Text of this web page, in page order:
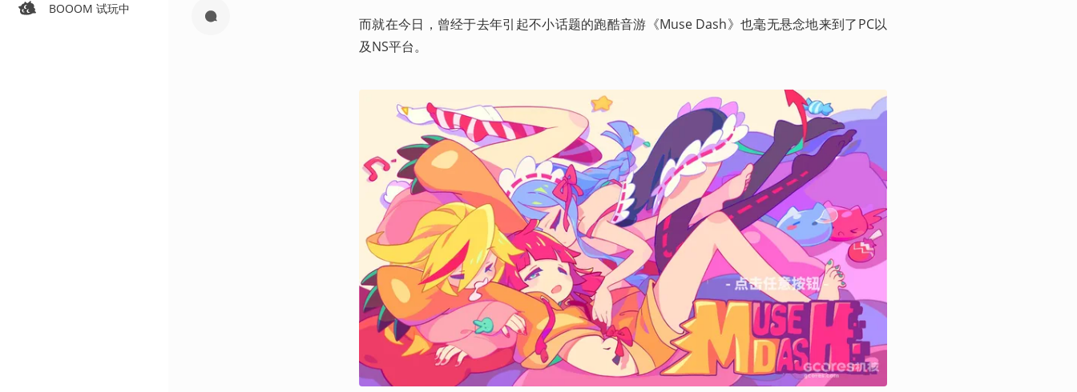
BOOOM 试玩中
而就在今日，曾经于去年引起不小话题的跑酷音游《Muse Dash》也毫无悬念地来到了PC以
及NS平台。